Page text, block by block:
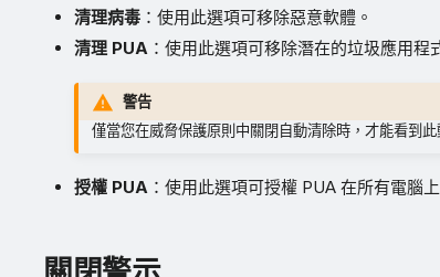
清理病毒 ：使用此選項可移除惡意軟體。
清理 PUA ：使用此選項可移除潛在的垃圾應用程
警告
僅當您在威脅保護原則中關閉自動清除時，才能看到
授權 PUA ：使用此選項可授權 PUA 在所有電腦